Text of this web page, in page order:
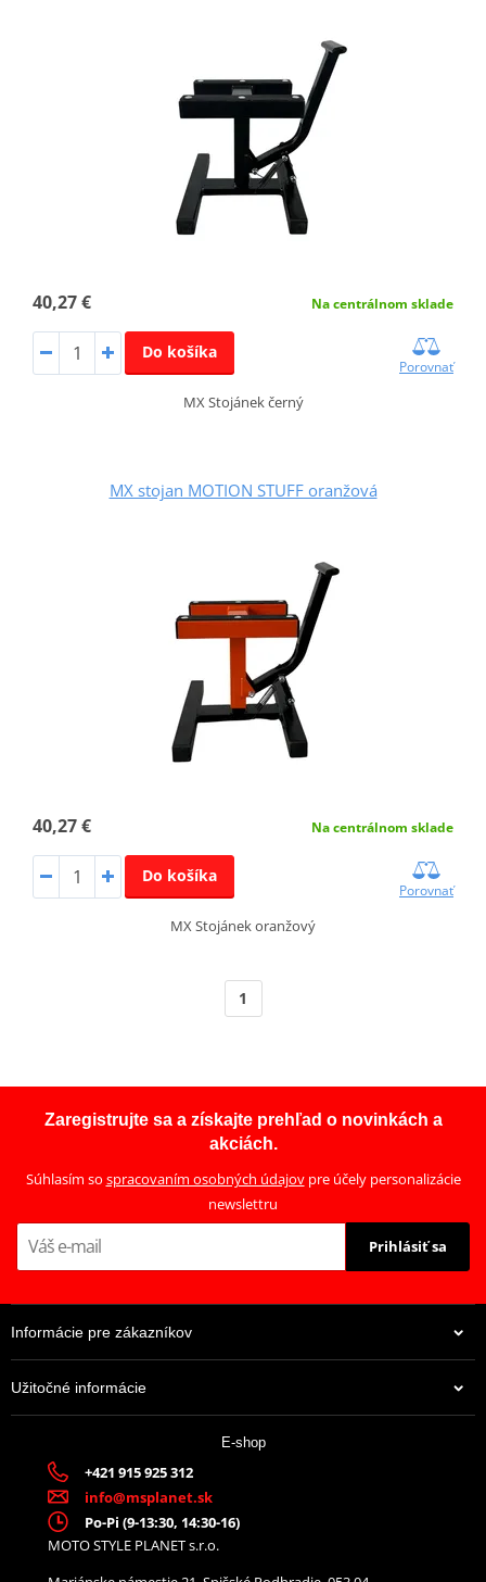
40,27 € Na centrálnom sklade
Do košíka
Porovnať
MX Stojánek černý
MX stojan MOTION STUFF oranžová
40,27 € Na centrálnom sklade
Do košíka
Porovnať
MX Stojánek oranžový
1
Zaregistrujte sa a získajte prehľad o novinkách a
akciách.
Súhlasím so spracovaním osobných údajovpre účely personalizácie
newslettru
Prihlásiť sa
Informácie pre zákazníkov
Užitočné informácie
E-shop
+421 915 925 312
info@msplanet.sk
Po-Pi (9-13:30, 14:30-16)
MOTO STYLE PLANET s.r.o.